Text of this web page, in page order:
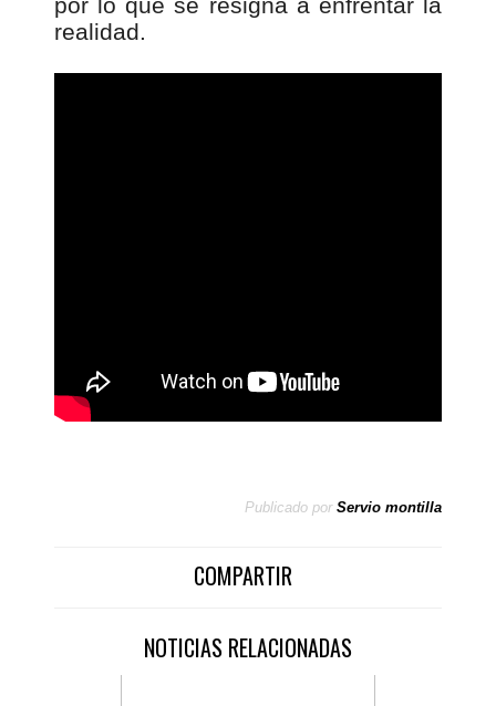
realidad.
Publicado por Servio montilla
COMPARTIR
NOTICIAS RELACIONADAS